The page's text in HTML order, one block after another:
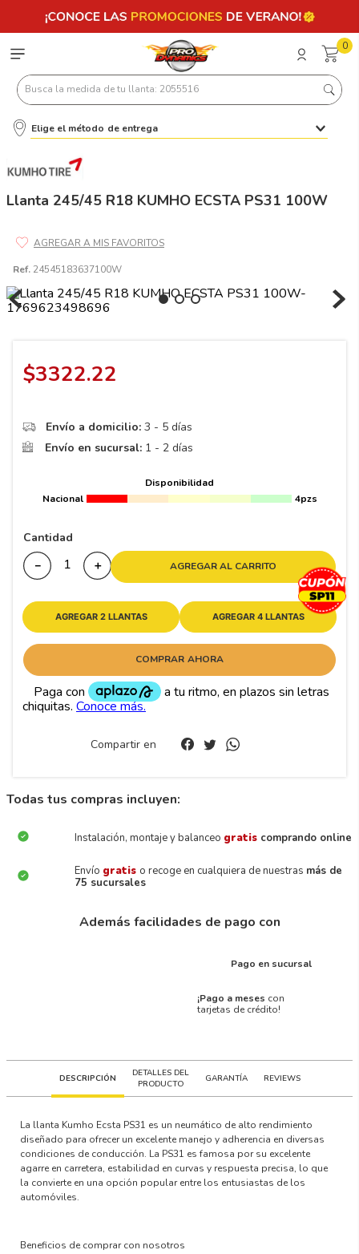
0
Busca la medida de tu llanta: 2055516
Elige el método de entrega
Llanta 245/45 R18 KUMHO ECSTA PS31 100W
Ref. 24545183637100W
$3322.22
Envío a domicilio: 3 - 5 días
Envío en sucursal: 1 - 2 días
Disponibilidad
Nacional
4pzs
Cantidad
＋
－ AGREGAR AL CARRITO
AGREGAR 2 LLANTAS AGREGAR 4 LLANTAS
COMPRAR AHORA
Compartir en
Todas tus compras incluyen:
Instalación, montaje y balanceo gratis comprando online
Envío gratis o recoge en cualquiera de nuestras más de
75 sucursales
Además facilidades de pago con
Pago en sucursal
¡Pago a meses con
tarjetas de crédito!
DESCRIPCIÓN
DETALLES DEL
PRODUCTO
GARANTÍA REVIEWS
La llanta Kumho Ecsta PS31 es un neumático de alto rendimiento
diseñado para ofrecer un excelente manejo y adherencia en diversas
condiciones de conducción. La PS31 es famosa por su excelente
agarre en carretera, estabilidad en curvas y respuesta precisa, lo que
la convierte en una opción popular entre los entusiastas de los
automóviles.
Beneficios de comprar con nosotros
Términos más buscados
6 185